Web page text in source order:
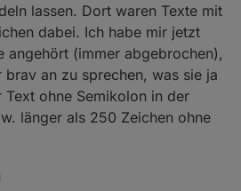
lassen. Dort waren Texte mit
dabei. Ich habe mir jetzt
angehört (immer abgebrochen),
an zu sprechen, was sie ja
ohne Semikolon in der
länger als 250 Zeichen ohne